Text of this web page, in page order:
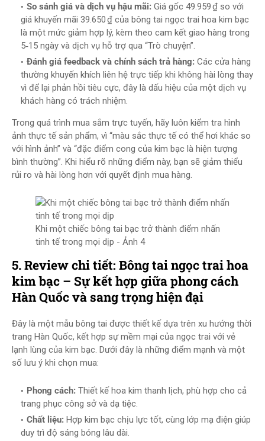
So sánh giá và dịch vụ hậu mãi: Giá gốc 49.959 ₫ so với
giá khuyến mãi 39.650 ₫ của bông tai ngọc trai hoa kim bạc
là một mức giảm hợp lý, kèm theo cam kết giao hàng trong
5‑15 ngày và dịch vụ hỗ trợ qua “Trò chuyện”.
Đánh giá feedback và chính sách trả hàng: Các cửa hàng
thường khuyến khích liên hệ trực tiếp khi không hài lòng thay
vì để lại phản hồi tiêu cực, đây là dấu hiệu của một dịch vụ
khách hàng có trách nhiệm.
Trong quá trình mua sắm trực tuyến, hãy luôn kiểm tra hình
ảnh thực tế sản phẩm, vì “màu sắc thực tế có thể hơi khác so
với hình ảnh” và “đặc điểm cong của kim bạc là hiện tượng
bình thường”. Khi hiểu rõ những điểm này, bạn sẽ giảm thiểu
rủi ro và hài lòng hơn với quyết định mua hàng.
Khi một chiếc bông tai bạc trở thành điểm nhấn
tinh tế trong mọi dịp - Ảnh 4
5. Review chi tiết: Bông tai ngọc trai hoa
kim bạc – Sự kết hợp giữa phong cách
Hàn Quốc và sang trọng hiện đại
Đây là một mẫu bông tai được thiết kế dựa trên xu hướng thời
trang Hàn Quốc, kết hợp sự mềm mại của ngọc trai với vẻ
lạnh lùng của kim bạc. Dưới đây là những điểm mạnh và một
số lưu ý khi chọn mua:
Phong cách: Thiết kế hoa kim thanh lịch, phù hợp cho cả
trang phục công sở và dạ tiệc.
Chất liệu: Hợp kim bạc chịu lực tốt, cùng lớp mạ điện giúp
duy trì độ sáng bóng lâu dài.